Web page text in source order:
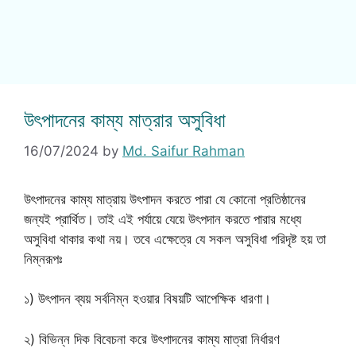
উৎপাদনের কাম্য মাত্রার অসুবিধা
16/07/2024 by Md. Saifur Rahman
উৎপাদনের কাম্য মাত্রায় উৎপাদন করতে পারা যে কোনো প্রতিষ্ঠানের
জন্যই প্রার্থিত। তাই এই পর্যায়ে যেয়ে উৎপদান করতে পারার মধ্যে
অসুবিধা থাকার কথা নয়। তবে এক্ষেত্রে যে সকল অসুবিধা পরিদৃষ্ট হয় তা
নিম্নরূপঃ
১) উৎপাদন ব্যয় সর্বনিম্ন হওয়ার বিষয়টি আপেক্ষিক ধারণা।
২) বিভিন্ন দিক বিবেচনা করে উৎপাদনের কাম্য মাত্রা নির্ধারণ